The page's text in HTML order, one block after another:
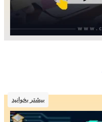
بیشتر بخوانید